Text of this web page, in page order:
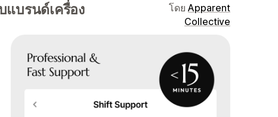
แบรนด์เครื่อง
โดย Apparent
Collective